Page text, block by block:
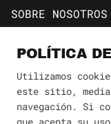
SOBRE NOSOTROS
CONTACTO
Política de
POLÍTICA
Utilizamos
este sitio,
navegación. Si